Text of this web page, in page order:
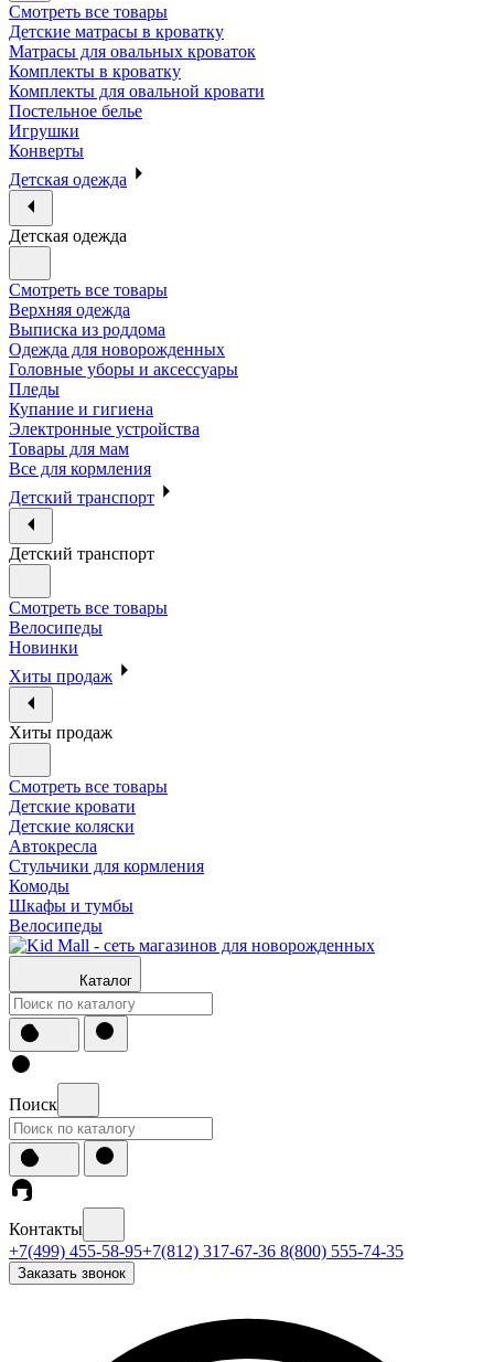
Смотреть все товары
Детские матрасы в кроватку
Матрасы для овальных кроваток
Комплекты в кроватку
Комплекты для овальной кровати
Постельное белье
Игрушки
Конверты
Детская одежда
Детская одежда
Смотреть все товары
Верхняя одежда
Выписка из роддома
Одежда для новорожденных
Головные уборы и аксессуары
Пледы
Купание и гигиена
Электронные устройства
Товары для мам
Все для кормления
Детский транспорт
Детский транспорт
Смотреть все товары
Велосипеды
Новинки
Хиты продаж
Хиты продаж
Смотреть все товары
Детские кровати
Детские коляски
Автокресла
Стульчики для кормления
Комоды
Шкафы и тумбы
Велосипеды
Каталог
Поиск
Контакты
+7(499) 455-58-95+7(812) 317-67-36 8(800) 555-74-35
Заказать звонок